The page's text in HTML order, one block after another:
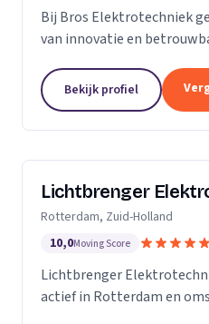
Bij Bros Elektrotechniek
van innovatie en
we al meer dan 25 jaar
onze...
Bekijk profiel
Lichtbrenger
Rotterdam, Zuid-Holland
10,0Moving Score
Lichtbrenger
actief in Rotterdam en